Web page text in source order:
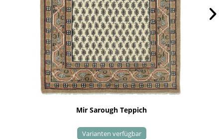
Mir Sarough Teppich
Varianten verfügbar